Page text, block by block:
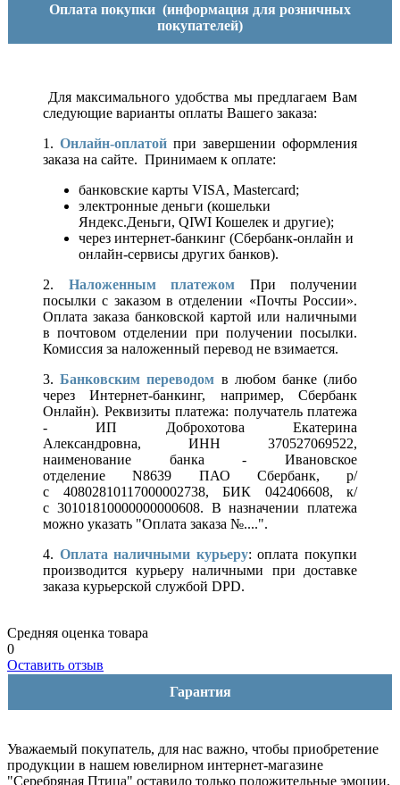
Оплата покупки (информация для розничных
покупателей)
Для максимального удобства мы предлагаем Вам
следующие варианты оплаты Вашего заказа:
1. Онлайн-оплатой при завершении оформления
заказа на сайте. Принимаем к оплате:
банковские карты VISA, Mastercard;
электронные деньги (кошельки
Яндекс.Деньги, QIWI Кошелек и другие);
через интернет-банкинг (Сбербанк-онлайн и
онлайн-сервисы других банков).
2. Наложенным платежом При получении
посылки с заказом в отделении «Почты России».
Оплата заказа банковской картой или наличными
в почтовом отделении при получении посылки.
Комиссия за наложенный перевод не взимается.
3.Банковским переводом в любом банке (либо
через Интернет-банкинг, например, Сбербанк
Онлайн). Реквизиты платежа: получатель платежа
- ИП Доброхотова Екатерина
Александровна, ИНН 370527069522,
наименование банка - Ивановское
отделение N8639 ПАО Сбербанк, р/
с 40802810117000002738, БИК 042406608, к/
с 30101810000000000608. В назначении платежа
можно указать "Оплата заказа №....".
4. Оплата наличными курьеру: оплата покупки
производится курьеру наличными при доставке
заказа курьерской службой DPD.
Средняя оценка товара
0
Оставить отзыв
Гарантия
Уважаемый покупатель, для нас важно, чтобы приобретение
продукции в нашем ювелирном интернет-магазине
"Серебряная Птица" оставило только положительные эмоции.